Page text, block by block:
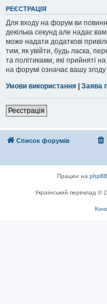
РЕЄСТРАЦІЯ
Для входу на форум ви
декілька секунд але надає
може надати додаткові
тим, як увійти, будь ласка,
та політиками, які прийняті
на форумі означає вашу згоду
Умови використання | Заява
Реєстрація
Список форумів
Працює на phpBB
Український переклад ©